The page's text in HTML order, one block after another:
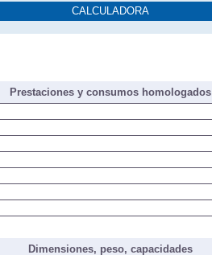
año?
CALCULADORA
Prestaciones y consumos homologados